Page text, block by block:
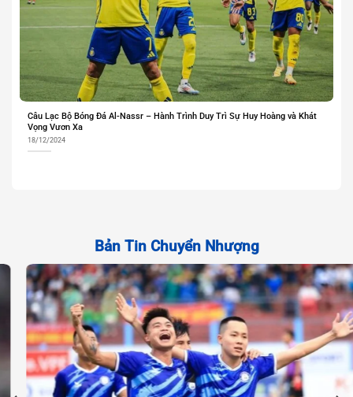
Câu Lạc Bộ Bóng Đá Al-Nassr – Hành Trình Duy Trì Sự Huy Hoàng và Khát
Vọng Vươn Xa
18/12/2024
Bản Tin Chuyển Nhượng